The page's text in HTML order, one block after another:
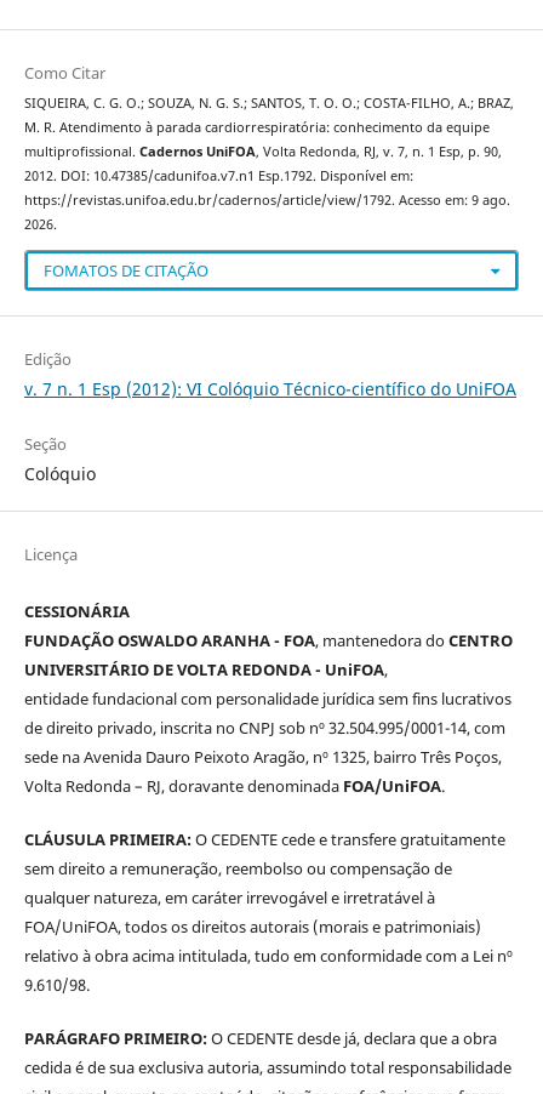
Como Citar
SIQUEIRA, C. G. O.; SOUZA, N. G. S.; SANTOS, T. O. O.; COSTA-FILHO, A.; BRAZ,
M. R. Atendimento à parada cardiorrespiratória: conhecimento da equipe
multiprofissional. Cadernos UniFOA, Volta Redonda, RJ, v. 7, n. 1 Esp, p. 90,
2012. DOI: 10.47385/cadunifoa.v7.n1 Esp.1792. Disponível em:
https://revistas.unifoa.edu.br/cadernos/article/view/1792. Acesso em: 9 ago.
2026.
FOMATOS DE CITAÇÃO
Edição
v. 7 n. 1 Esp (2012): VI Colóquio Técnico-científico do UniFOA
Seção
Colóquio
Licença
CESSIONÁRIA
FUNDAÇÃO OSWALDO ARANHA - FOA, mantenedora doCENTRO
UNIVERSITÁRIO DE VOLTA REDONDA - UniFOA,
entidade fundacional com personalidade jurídica sem fins lucrativos
de direito privado, inscrita no CNPJ sob nº 32.504.995/0001-14, com
sede na Avenida Dauro Peixoto Aragão, nº 1325, bairro Três Poços,
Volta Redonda – RJ, doravante denominada FOA/UniFOA.
CLÁUSULA PRIMEIRA:O CEDENTE cede e transfere gratuitamente
sem direito a remuneração, reembolso ou compensação de
qualquer natureza, em caráter irrevogável e irretratável à
FOA/UniFOA, todos os direitos autorais (morais e patrimoniais)
relativo à obra acima intitulada, tudo em conformidade com a Lei nº
9.610/98.
PARÁGRAFO PRIMEIRO:O CEDENTE desde já, declara que a obra
cedida é de sua exclusiva autoria, assumindo total responsabilidade